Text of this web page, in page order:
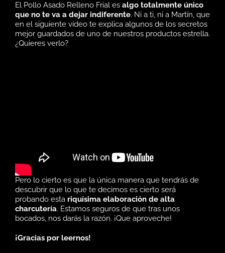
El Pollo Asado Relleno Frial es algo totalmente único
que no te va a dejar indiferente. Ni a ti, ni a Martín, que
en el siguiente vídeo te explica algunos de los secretos
mejor guardados de uno de nuestros productos estrella.
¿Quieres verlo?
Pero lo cierto es que la única manera que tendrás de
descubrir que lo que te decimos es cierto será
probando esta riquísima elaboración de alta
charcutería. Estamos seguros de que tras unos
bocados, nos darás la razón. ¡Que aproveche!
¡Gracias por leernos!